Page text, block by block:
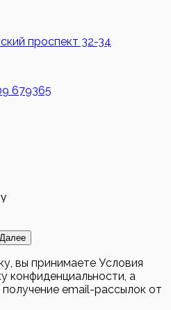
проспект 32-34
679365
Далее
вы принимаете Условия
конфиденциальности, а
email-рассылок от